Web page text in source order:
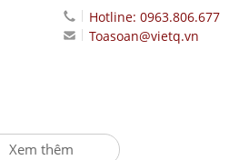
Hotline: 0963.806.677
Toasoan@vietq.vn
Xem thêm